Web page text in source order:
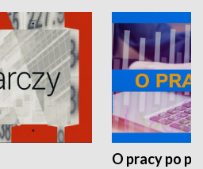
O pracy po